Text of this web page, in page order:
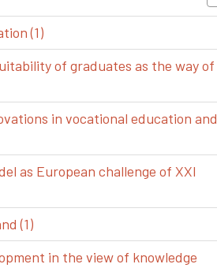
(1)
of graduates as the way of
in vocational education and
as European challenge of XXI
(1)
in the view of knowledge